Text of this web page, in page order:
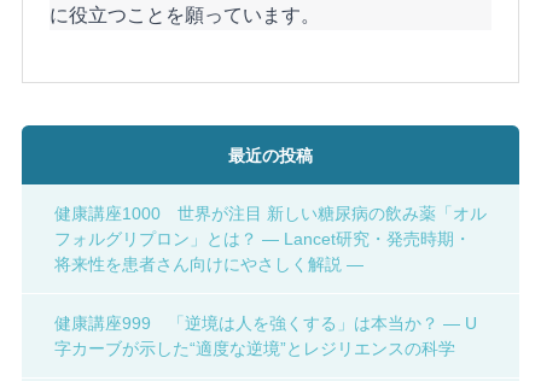
に役立つことを願っています。
最近の投稿
健康講座1000 世界が注目 新しい糖尿病の飲み薬「オル
フォルグリプロン」とは？ ― Lancet研究・発売時期・
将来性を患者さん向けにやさしく解説 ―
健康講座999 「逆境は人を強くする」は本当か？ ― U
字カーブが示した“適度な逆境”とレジリエンスの科学